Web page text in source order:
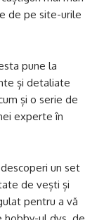
de pe site-urile
pune la
și detaliate
și o serie de
experte în
un set
de vești și
pentru a vă